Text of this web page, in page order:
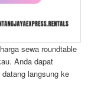
sewa roundtable
Anda dapat
langsung ke